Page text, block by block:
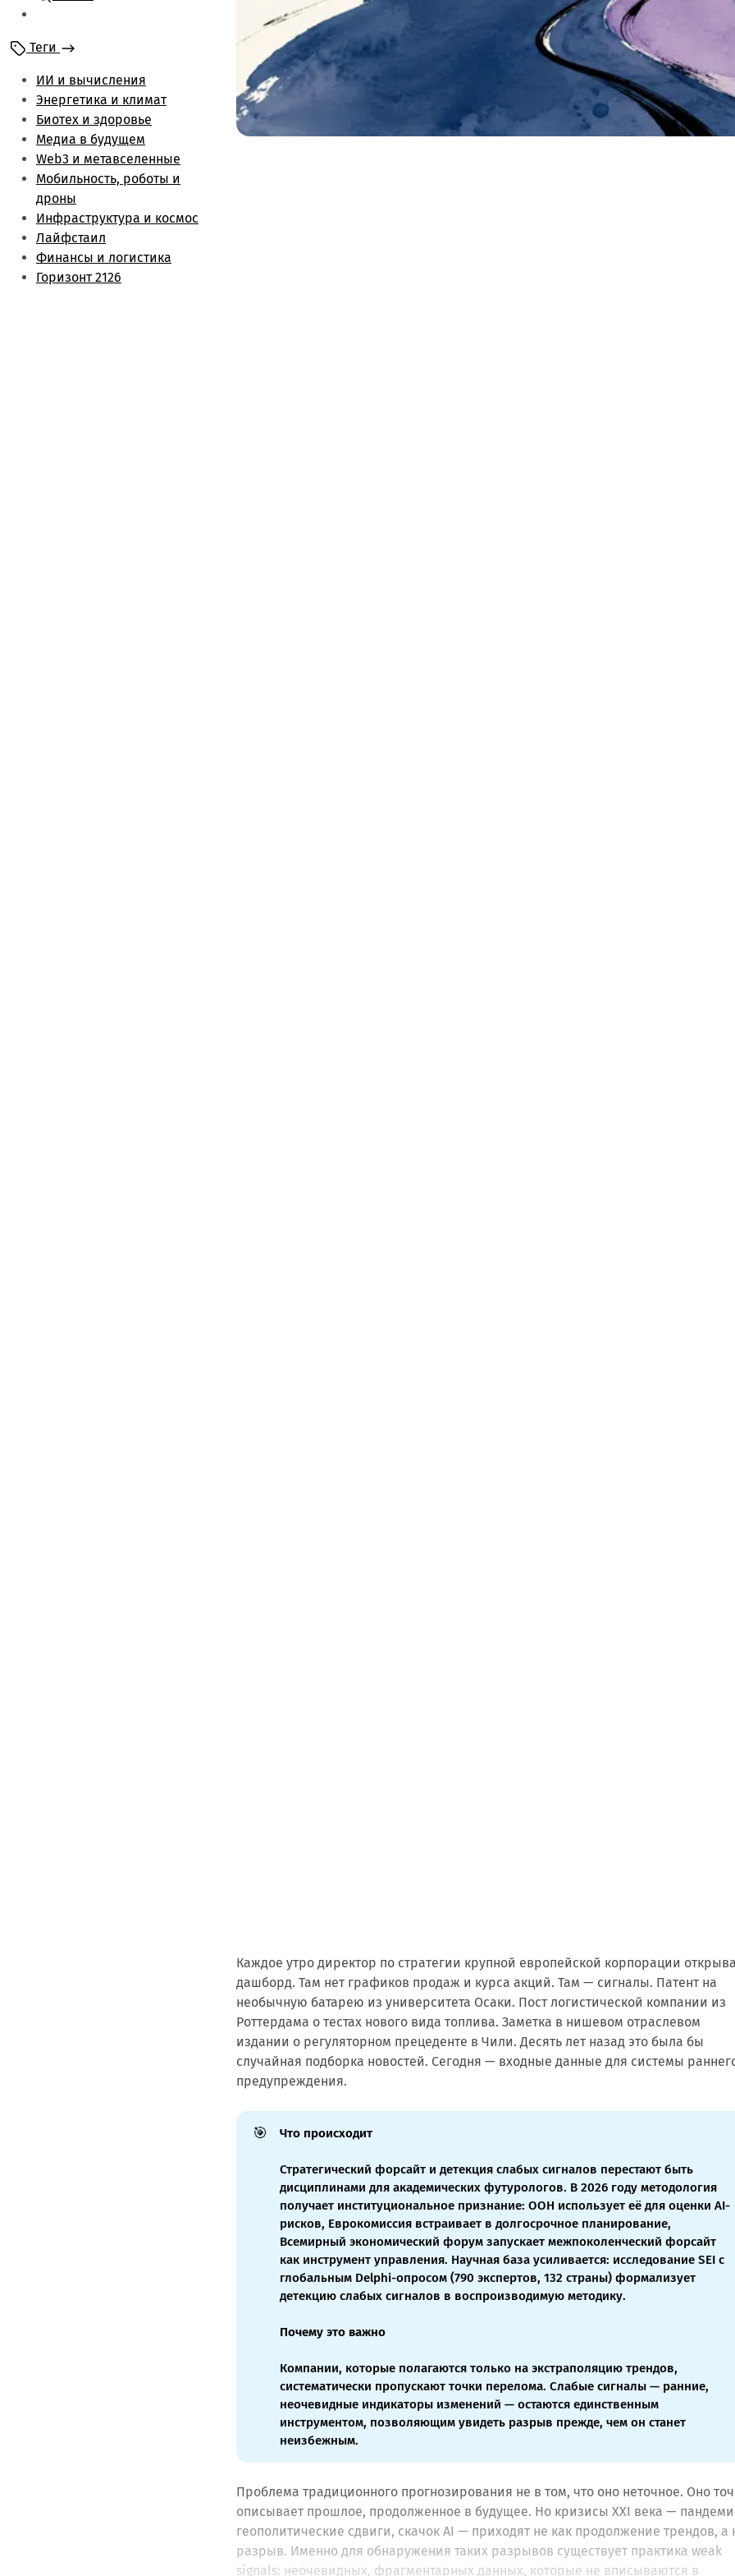
Энергетика и климат
Лайфстаил
Биотех и здоровье
Финансы и логистика
Метаверс и web3
Инфраструктура и
космос
Будущее медиа
Обзоры
Теги
ИИ и вычисления
Энергетика и климат
Биотех и здоровье
Медиа в будущем
Web3 и метавселенные
Мобильность, роботы и
дроны
Инфраструктура и космос
Лайфстаил
Финансы и логистика
Горизонт 2126
Каждое утро директор по стратегии крупной европейской корпорации
дашборд. Там нет графиков продаж и курса акций. Там — сигналы. Патент на
необычную батарею из университета Осаки. Пост логистической компании из
Роттердама о тестах нового вида топлива. Заметка в нишевом отраслевом
издании о регуляторном прецеденте в Чили. Десять лет назад это была бы
случайная подборка новостей. Сегодня — входные данные для системы
предупреждения.
🎯 Что происходит
Стратегический форсайт и детекция слабых сигналов перестают быть
дисциплинами для академических футурологов. В 2026 году методология
получает институциональное признание: ООН использует её для оценки AI-
рисков, Еврокомиссия встраивает в долгосрочное планирование,
Всемирный экономический форум запускает межпоколенческий форсайт
как инструмент управления. Научная база усиливается: исследование SEI с
глобальным Delphi-опросом (790 экспертов, 132 страны) формализует
детекцию слабых сигналов в воспроизводимую методику.
Почему это важно
Компании, которые полагаются только на экстраполяцию трендов,
систематически пропускают точки перелома. Слабые сигналы — ранние,
неочевидные индикаторы изменений — остаются единственным
инструментом, позволяющим увидеть разрыв прежде, чем он станет
неизбежным.
Проблема традиционного прогнозирования не в том, что оно неточное. Оно
описывает прошлое, продолженное в будущее. Но кризисы XXI века —
геополитические сдвиги, скачок AI — приходят не как продолжение трендов, а
разрыв. Именно для обнаружения таких разрывов существует практика weak
signals: неочевидных, фрагментарных данных, которые не вписываются в